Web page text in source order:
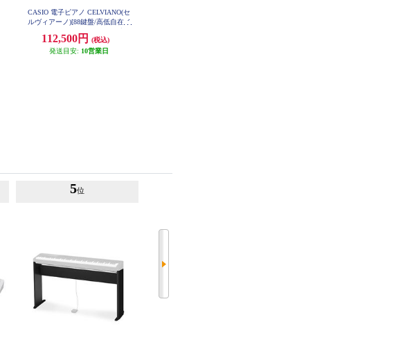
CASIO 電子ピアノ CELVIANO(セ
ルヴィアーノ)[88鍵盤/高低自在イ
★大型配送対象商品 AP-300GB
112,500円
(税込)
発送目安: 10営業日
5位